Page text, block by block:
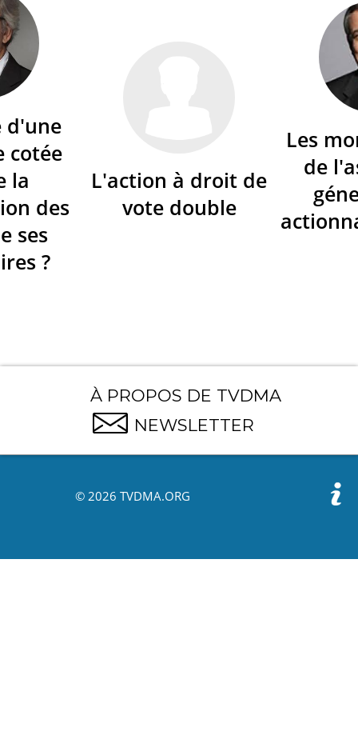
d'une
cotée
la
des
ses
?
L'action à droit de
vote double
Les
de
À PROPOS DE TVDMA
NEWSLETTER
© 2026 TVDMA.ORG